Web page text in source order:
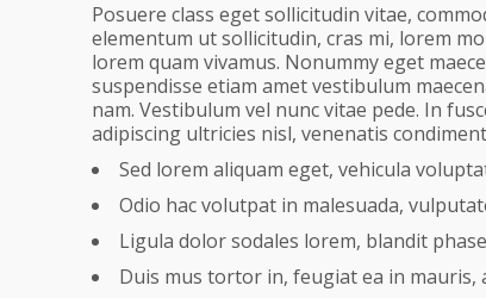
Posuere class eget sollicitudin vitae,
elementum ut sollicitudin, cras mi, lorem
lorem quam vivamus. Nonummy eget
suspendisse etiam amet vestibulum
nam. Vestibulum vel nunc vitae pede. In
adipiscing ultricies nisl, venenatis
Sed lorem aliquam eget, vehicula
Odio hac volutpat in malesuada,
Ligula dolor sodales lorem, blandit
Duis mus tortor in, feugiat ea in mauris,